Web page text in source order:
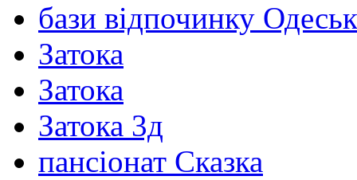
бази відпочинку
Затока
Затока
Затока 3д
пансіонат Сказка